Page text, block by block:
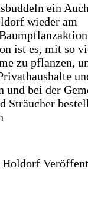
ein
wieder am
ist es, mit so
zu pflanzen,
und bei der
Sträucher
Holdorf